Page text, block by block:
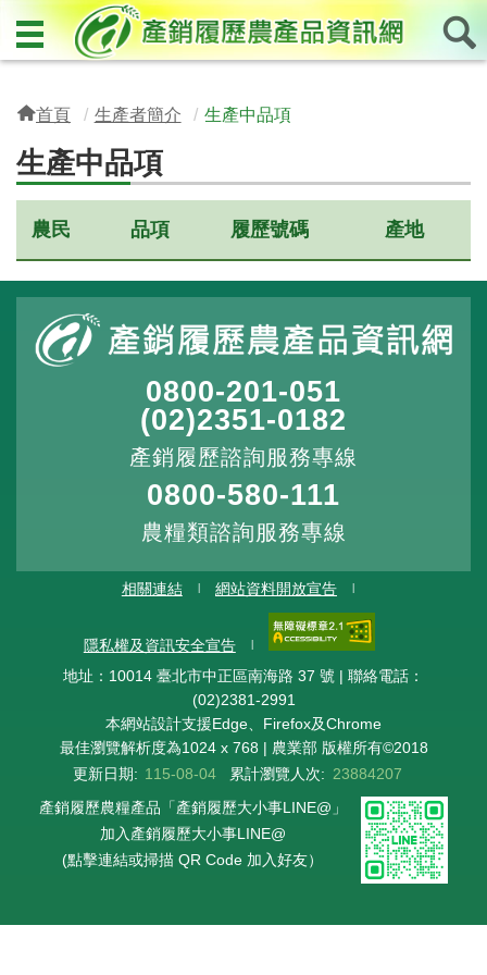
首頁 生產者簡介 生產中品項
生產中品項
農民 品項 履歷號碼 產地
0800-201-051
(02)2351-0182
產銷履歷諮詢服務專線
0800-580-111
農糧類諮詢服務專線
相關連結 網站資料開放宣告
隱私權及資訊安全宣告
地址：10014 臺北市中正區南海路 37 號 | 聯絡電話：
(02)2381-2991
本網站設計支援Edge、Firefox及Chrome
最佳瀏覽解析度為1024 x 768 | 農業部 版權所有©2018
更新日期: 115-08-04 累計瀏覽人次: 23884207
產銷履歷農糧產品「產銷履歷大小事LINE@」
加入產銷履歷大小事LINE@
(點擊連結或掃描 QR Code 加入好友）